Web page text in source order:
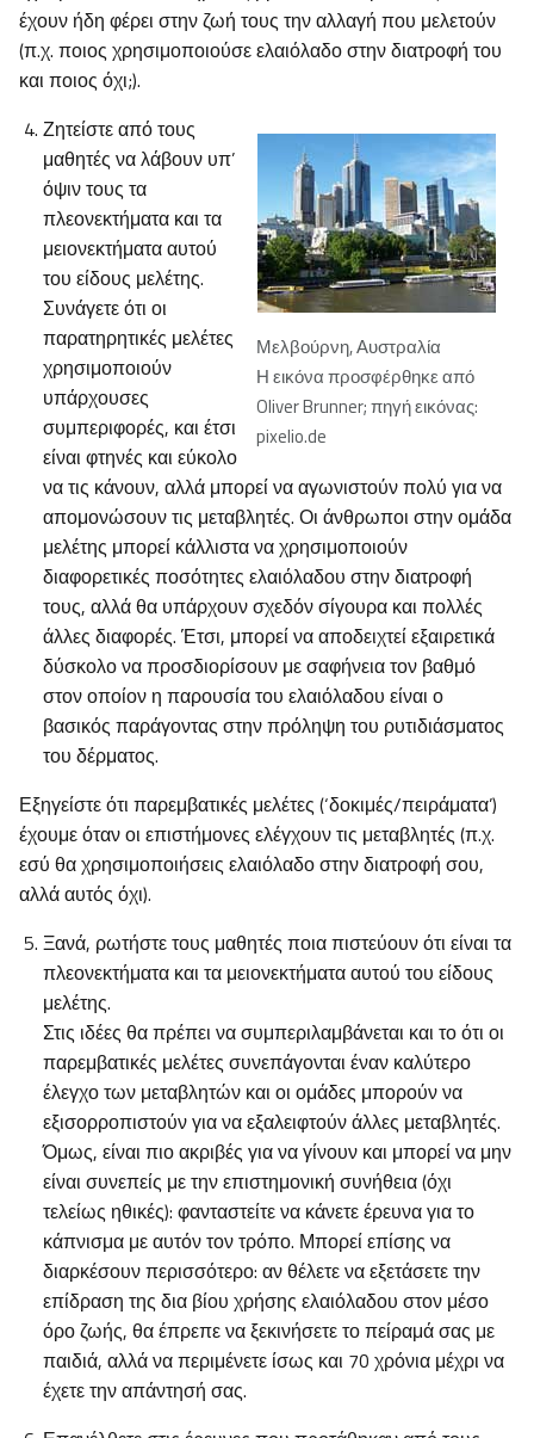
έχουν ήδη φέρει στην ζωή τους την αλλαγή που μελετούν
(π.χ. ποιος χρησιμοποιούσε ελαιόλαδο στην διατροφή του
και ποιος όχι;).
Μελβούρνη, Αυστραλία
Η εικόνα προσφέρθηκε από
Oliver Brunner; πηγή εικόνας:
pixelio.de
Ζητείστε από τους
μαθητές να λάβουν υπ’
όψιν τους τα
πλεονεκτήματα και τα
μειονεκτήματα αυτού
του είδους μελέτης.
Συνάγετε ότι οι
παρατηρητικές μελέτες
χρησιμοποιούν
υπάρχουσες
συμπεριφορές, και έτσι
είναι φτηνές και εύκολο
να τις κάνουν, αλλά μπορεί να αγωνιστούν πολύ για να
απομονώσουν τις μεταβλητές. Οι άνθρωποι στην ομάδα
μελέτης μπορεί κάλλιστα να χρησιμοποιούν
διαφορετικές ποσότητες ελαιόλαδου στην διατροφή
τους, αλλά θα υπάρχουν σχεδόν σίγουρα και πολλές
άλλες διαφορές. Έτσι, μπορεί να αποδειχτεί εξαιρετικά
δύσκολο να προσδιορίσουν με σαφήνεια τον βαθμό
στον οποίον η παρουσία του ελαιόλαδου είναι ο
βασικός παράγοντας στην πρόληψη του ρυτιδιάσματος
του δέρματος.
Εξηγείστε ότι παρεμβατικές μελέτες (‘δοκιμές/πειράματα’)
έχουμε όταν οι επιστήμονες ελέγχουν τις μεταβλητές (π.χ.
εσύ θα χρησιμοποιήσεις ελαιόλαδο στην διατροφή σου,
αλλά αυτός όχι).
Ξανά, ρωτήστε τους μαθητές ποια πιστεύουν ότι είναι τα
πλεονεκτήματα και τα μειονεκτήματα αυτού του είδους
μελέτης.
Στις ιδέες θα πρέπει να συμπεριλαμβάνεται και το ότι οι
παρεμβατικές μελέτες συνεπάγονται έναν καλύτερο
έλεγχο των μεταβλητών και οι ομάδες μπορούν να
εξισορροπιστούν για να εξαλειφτούν άλλες μεταβλητές.
Όμως, είναι πιο ακριβές για να γίνουν και μπορεί να μην
είναι συνεπείς με την επιστημονική συνήθεια (όχι
τελείως ηθικές): φανταστείτε να κάνετε έρευνα για το
κάπνισμα με αυτόν τον τρόπο. Μπορεί επίσης να
διαρκέσουν περισσότερο: αν θέλετε να εξετάσετε την
επίδραση της δια βίου χρήσης ελαιόλαδου στον μέσο
όρο ζωής, θα έπρεπε να ξεκινήσετε το πείραμά σας με
παιδιά, αλλά να περιμένετε ίσως και 70 χρόνια μέχρι να
έχετε την απάντησή σας.